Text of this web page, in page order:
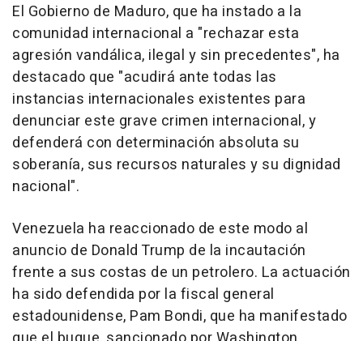
El Gobierno de Maduro, que ha instado a la
comunidad internacional a "rechazar esta
agresión vandálica, ilegal y sin precedentes", ha
destacado que "acudirá ante todas las
instancias internacionales existentes para
denunciar este grave crimen internacional, y
defenderá con determinación absoluta su
soberanía, sus recursos naturales y su dignidad
nacional".
Venezuela ha reaccionado de este modo al
anuncio de Donald Trump de la incautación
frente a sus costas de un petrolero. La actuación
ha sido defendida por la fiscal general
estadounidense, Pam Bondi, que ha manifestado